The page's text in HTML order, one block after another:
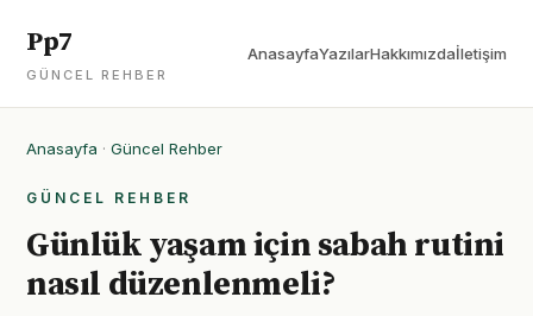
Pp7
GÜNCEL REHBER
AnasayfaYazılarHakkımızdaİletişim
Anasayfa · Güncel Rehber
GÜNCEL REHBER
Günlük yaşam için sabah rutini
nasıl düzenlenmeli?